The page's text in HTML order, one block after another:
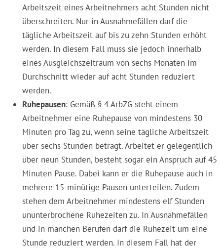
Arbeitszeit eines Arbeitnehmers acht Stunden nicht
überschreiten. Nur in Ausnahmefällen darf die
tägliche Arbeitszeit auf bis zu zehn Stunden erhöht
werden. In diesem Fall muss sie jedoch innerhalb
eines Ausgleichszeitraum von sechs Monaten im
Durchschnitt wieder auf acht Stunden reduziert
werden.
Ruhepausen: Gemäß § 4 ArbZG steht einem
Arbeitnehmer eine Ruhepause von mindestens 30
Minuten pro Tag zu, wenn seine tägliche Arbeitszeit
über sechs Stunden beträgt. Arbeitet er gelegentlich
über neun Stunden, besteht sogar ein Anspruch auf 45
Minuten Pause. Dabei kann er die Ruhepause auch in
mehrere 15-minütige Pausen unterteilen. Zudem
stehen dem Arbeitnehmer mindestens elf Stunden
ununterbrochene Ruhezeiten zu. In Ausnahmefällen
und in manchen Berufen darf die Ruhezeit um eine
Stunde reduziert werden. In diesem Fall hat der